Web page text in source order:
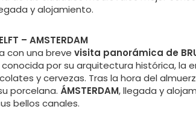
y alojamiento.
– AMSTERDAM
con una breve visita panorámica de
conocida por su arquitectura histórica, la
y cervezas. Tras la hora del
porcelana. ÁMSTERDAM, llegada y
bellos canales.